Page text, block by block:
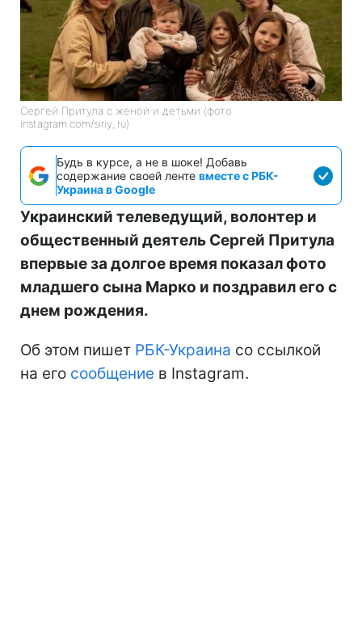
Сергей Притула с женой и детьми (фото:
instagram.com/siriy_ru)
Будь в курсе, а не в шоке! Добавь
содержание своей ленте вместе с РБК-
Украина в Google
Украинский телеведущий, волонтер и
общественный деятель Сергей Притула
впервые за долгое время показал фото
младшего сына Марко и поздравил его с
днем рождения.
Об этом пишет РБК-Украина со ссылкой
на его сообщение в Instagram.